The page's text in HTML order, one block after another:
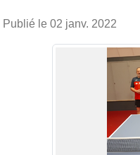
Publié le 02 janv. 2022